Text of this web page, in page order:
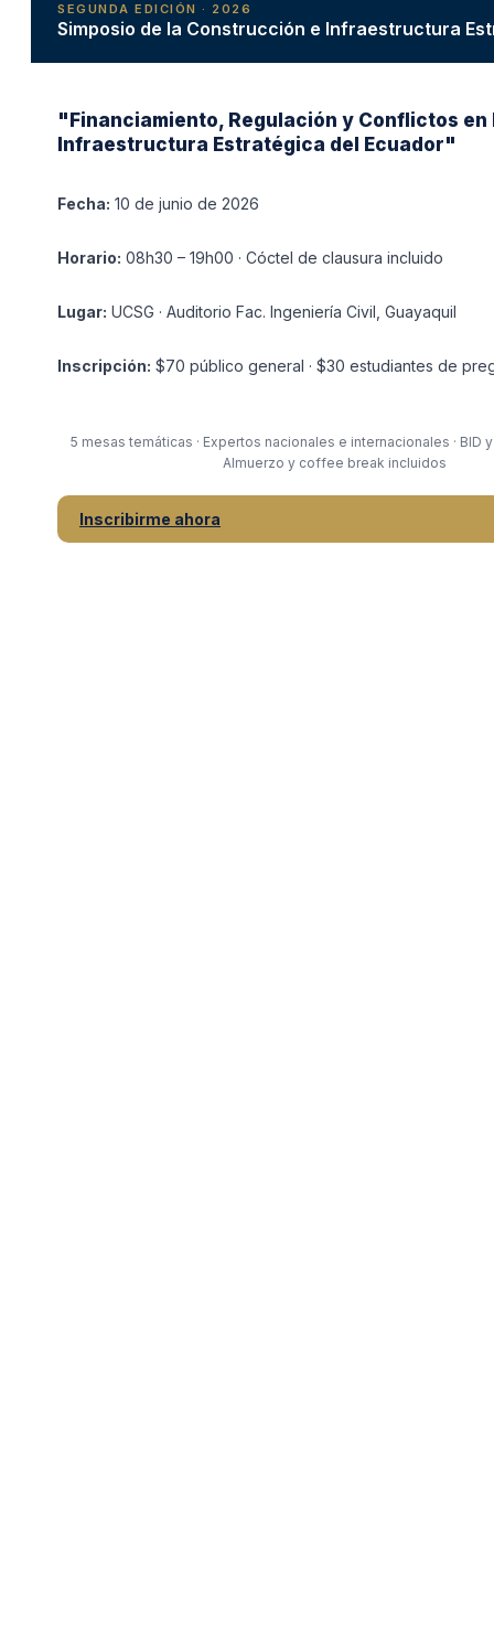
SEGUNDA EDICIÓN · 2026
Simposio de la Construcción e Infraestructura
"Financiamiento, Regulación y Conflictos en
Infraestructura Estratégica del Ecuador"
Fecha: 10 de junio de 2026
Horario: 08h30 – 19h00 · Cóctel de clausura incluido
Lugar: UCSG · Auditorio Fac. Ingeniería Civil, Guayaquil
Inscripción: $70 público general · $30 estudiantes de
5 mesas temáticas · Expertos nacionales e internacionales · BID
Almuerzo y coffee break incluidos
Inscribirme ahora